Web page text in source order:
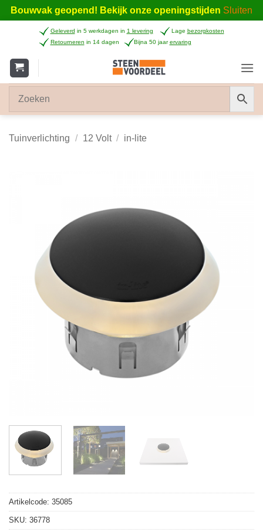
Bouwvak geopend! Bekijk onze openingstijden Sluiten
inhoud
Geleverd in 5 werkdagen in 1 levering Lage bezorgkosten
Retourneren in 14 dagen Bijna 50 jaarervaring
Tuinverlichting / 12 Volt / in-lite
Artikelcode: 35085
SKU: 36778